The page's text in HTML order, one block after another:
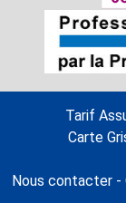
Tarif
Carte
Nous contacter -